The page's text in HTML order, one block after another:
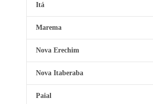
Itá
Marema
Nova Erechim
Nova Itaberaba
Paial